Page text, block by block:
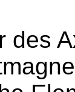
des